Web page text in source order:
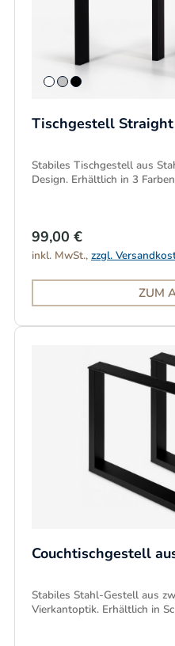
Tischgestell
Stabiles Tischgestell aus
Design. Erhältlich in 3
99,00 €
inkl. MwSt., zzgl.
ZUM
Couchtischgestell
Stabiles Stahl-Gestell aus
Vierkantoptik. Erhältlich in